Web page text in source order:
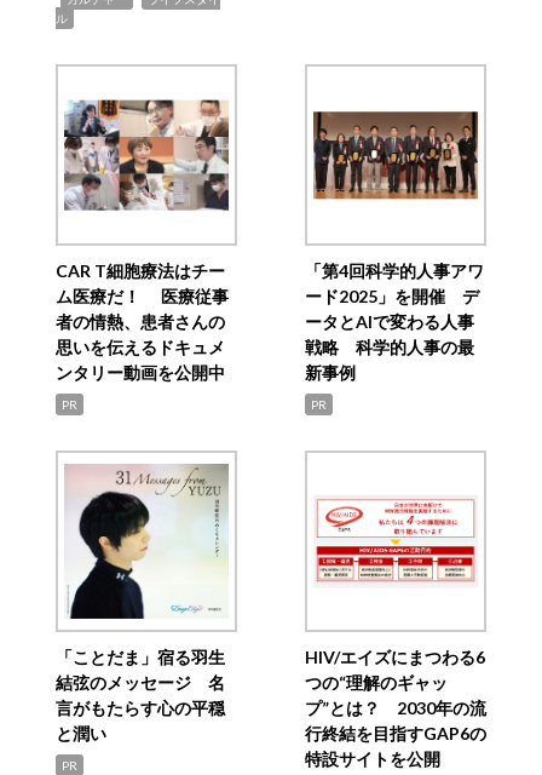
ル
CAR T細胞療法はチー
ム医療だ！ 医療従事
者の情熱、患者さんの
思いを伝えるドキュメ
ンタリー動画を公開中
PR
「第4回科学的人事アワ
ード2025」を開催 デ
ータとAIで変わる人事
戦略 科学的人事の最
新事例
PR
「ことだま」宿る羽生
結弦のメッセージ 名
言がもたらす心の平穏
と潤い
PR
HIV/エイズにまつわる6
つの“理解のギャッ
プ”とは？ 2030年の流
行終結を目指すGAP6の
特設サイトを公開